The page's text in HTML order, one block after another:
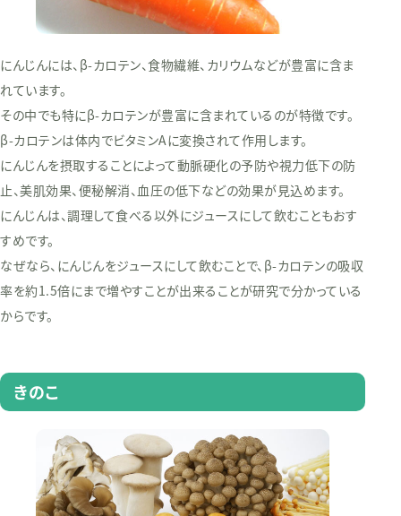
にんじんには、β-カロテン、食物繊維、カリウムなどが豊富に含ま
れています。
その中でも特にβ-カロテンが豊富に含まれているのが特徴です。
β-カロテンは体内でビタミンAに変換されて作用します。
にんじんを摂取することによって動脈硬化の予防や視力低下の防
止、美肌効果、便秘解消、血圧の低下などの効果が見込めます。
にんじんは、調理して食べる以外にジュースにして飲むこともおす
すめです。
なぜなら、にんじんをジュースにして飲むことで、β-カロテンの吸収
率を約1.5倍にまで増やすことが出来ることが研究で分かっている
からです。
きのこ